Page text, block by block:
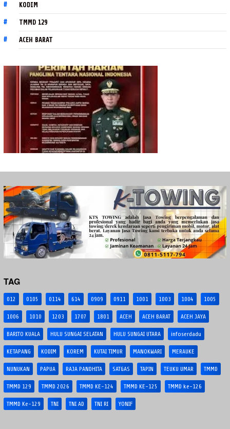
KODIM
TMMD 129
ACEH BARAT
TAG
012 0105 0114 614 0909 0911 1001 1003 1004 1005
1006 1010 1203 1707 1801 ACEH ACEH BARAT ACEH JAYA
BARITO KUALA HULU SUNGAI SELATAN HULU SUNGAI UTARA infoserdadu
KETAPANG KODIM KOREM KUTAI TIMUR MANOKWARI MERAUKE
NUNUKAN PAPUA RAJA PANDHITA SATGAS TAPIN TEUKU UMAR TMMD
TMMD 129 TMMD 2026 TMMD KE-124 TMMD KE-125 TMMD ke-126
TMMD Ke-129 TNI TNI AD TNI RI YONIF